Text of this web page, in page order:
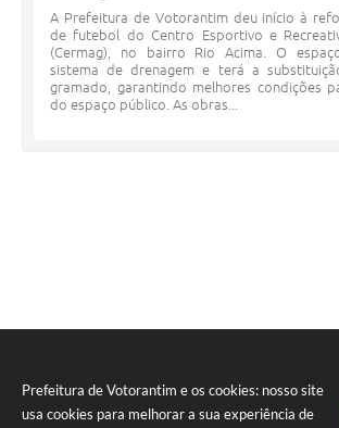
Prefeitura de Votorantim e os cookies: nosso site
usa cookies para melhorar a sua experiência de
A Prefeitura de Votorantim deu início à
de futebol do Centro Esportivo e
(Cermag), no bairro Rio Acima. O
sistema de drenagem e terá a
gramado, garantindo melhores condições
do espaço público. As obras...